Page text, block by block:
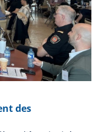
disparues, l’article
BEI, sauf si la
pourrait être
fin à une enquête
policière n’a
grave.
des